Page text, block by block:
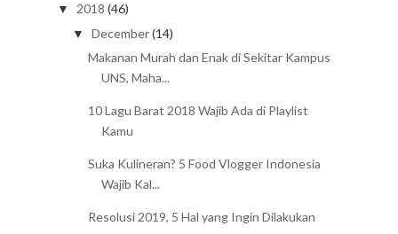
▼ 2018 (46)
▼ December(14)
Makanan Murah dan Enak di Sekitar Kampus
UNS, Maha...
10 Lagu Barat 2018 Wajib Ada di Playlist
Kamu
Suka Kulineran? 5 Food Vlogger Indonesia
Wajib Kal...
Resolusi 2019, 5 Hal yang Ingin Dilakukan